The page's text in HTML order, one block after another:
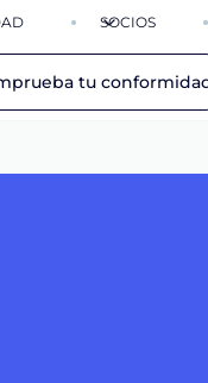
SOCIOS
tu